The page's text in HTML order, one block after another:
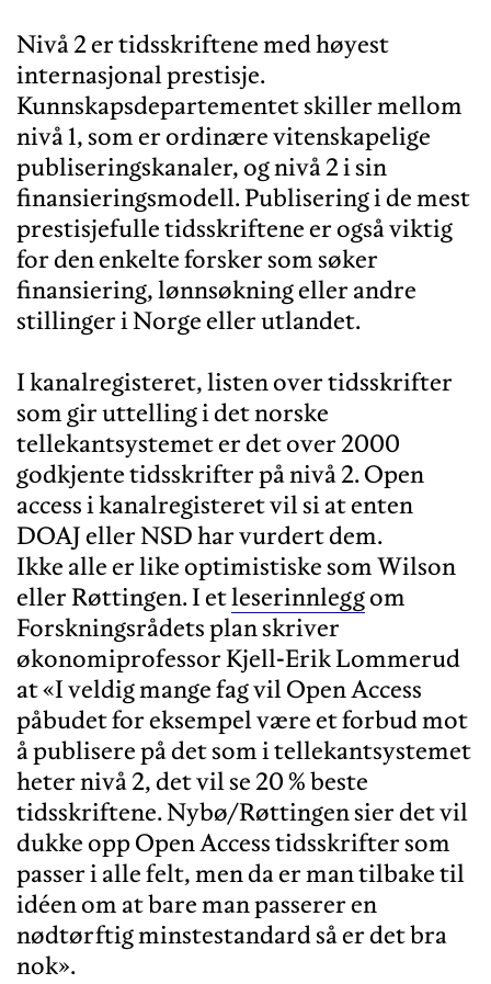
Nivå 2 er tidsskriftene med høyest
internasjonal prestisje.
Kunnskapsdepartementet skiller mellom
nivå 1, som er ordinære vitenskapelige
publiseringskanaler, og nivå 2 i sin
finansieringsmodell. Publisering i de mest
prestisjefulle tidsskriftene er også viktig
for den enkelte forsker som søker
finansiering, lønnsøkning eller andre
stillinger i Norge eller utlandet.
I kanalregisteret, listen over tidsskrifter
som gir uttelling i det norske
tellekantsystemet er det over 2000
godkjente tidsskrifter på nivå 2. Open
access i kanalregisteret vil si at enten
DOAJ eller NSD har vurdert dem.
Ikke alle er like optimistiske som Wilson
eller Røttingen. I etleserinnleggom
Forskningsrådets plan skriver
økonomiprofessor Kjell-Erik Lommerud
at «I veldig mange fag vil Open Access
påbudet for eksempel være et forbud mot
å publisere på det som i tellekantsystemet
heter nivå 2, det vil se 20 % beste
tidsskriftene. Nybø/Røttingen sier det vil
dukke opp Open Access tidsskrifter som
passer i alle felt, men da er man tilbake til
idéen om at bare man passerer en
nødtørftig minstestandard så er det bra
nok».